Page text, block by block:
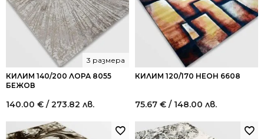
КИЛИМ 140/200 ЛОРА 8055
БЕЖОВ
3 размера
140.00 € / 273.82 лв.
КИЛИМ 120/170 НЕОН 6608
75.67 € / 148.00 лв.